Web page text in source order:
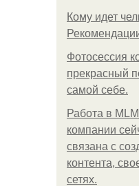
Кому идет
Фотосессия
прекрасный
самой себе.
Работа в
компании
связана с
контента,
сетях.